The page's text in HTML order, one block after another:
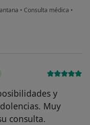
• Consulta médica •
y
Muy
consulta.